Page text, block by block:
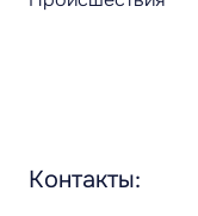
Контакты: